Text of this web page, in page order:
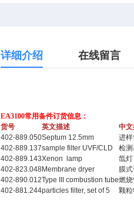
详细介绍 在线留言
EA3100常用备件订货信息：
货号
英文描述
中
402-889.050Septum 12.5mm
进样
402-889.137sample filter UVF/CLD
检测
402-889.143Xenon lamp
氙灯
402-823.048Membrane dryer
膜
402-890.012Type III combustion tube燃
402-881.244particles filter, set of 5 颗